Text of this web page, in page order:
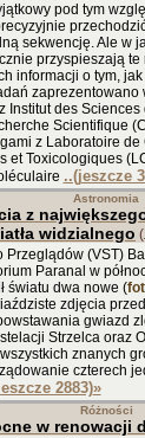
pod tym
sekwencję. Ale w
przyspieszają
informacji o tym,
zaprezentowano
Institut des
Scientifique
z Laboratoire
et Toxicologiques
..(jeszcze
Astronomia
z
widzialnego (
Przeglądów (VST)
Paranal w
światu dwa nowe (
zdjęcia
gwiazd
Strzelca oraz
znanych
czterech
2883)»
Różności
w renowacji